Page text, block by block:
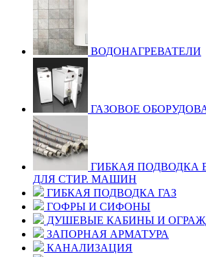
ВОДОНАГРЕВАТЕЛИ
ГАЗОВОЕ
ГИБКАЯ ПОДВОДКА
ДЛЯ СТИР. МАШИН
ГИБКАЯ ПОДВОДКА ГАЗ
ГОФРЫ И СИФОНЫ
ДУШЕВЫЕ КАБИНЫ И
ЗАПОРНАЯ АРМАТУРА
КАНАЛИЗАЦИЯ